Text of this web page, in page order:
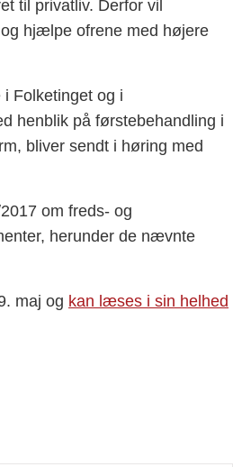
til privatliv. Derfor vil
hjælpe ofrene med højere
Folketinget og i
henblik på førstebehandling i
bliver sendt i høring med
om freds- og
herunder de nævnte
maj og kan læses i sin helhed